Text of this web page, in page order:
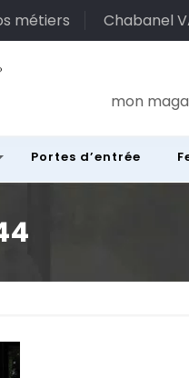
métiers Chabanel
Portes d’entrée
mon